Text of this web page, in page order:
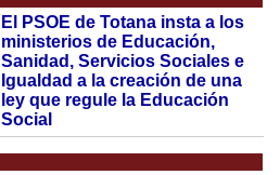
El PSOE de Totana insta a los
ministerios de Educación,
Sanidad, Servicios Sociales e
Igualdad a la creación de una
ley que regule la Educación
Social